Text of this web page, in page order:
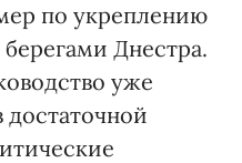
по укреплению
Днестра.
уже